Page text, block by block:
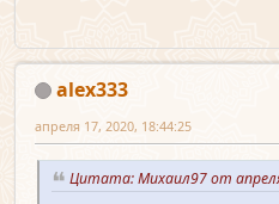
alex333
апреля 17, 2020, 18:44:25
Цитата: Михаил97 от